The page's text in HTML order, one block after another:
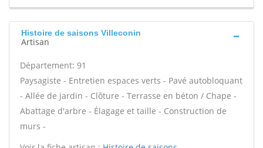
Histoire de saisons Villeconin
Artisan
Département: 91
Paysagiste - Entretien espaces verts - Pavé autobloquant
- Allée de jardin - Clôture - Terrasse en béton / Chape -
Abattage d'arbre - Élagage et taille - Construction de
murs -